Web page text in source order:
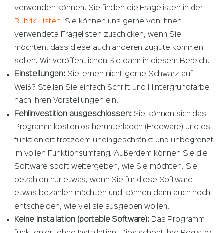
verwenden können. Sie finden die Fragelisten in der
Rubrik Listen. Sie können uns gerne von Ihnen
verwendete Fragelisten zuschicken, wenn Sie
möchten, dass diese auch anderen zugute kommen
sollen. Wir veröffentlichen Sie dann in diesem Bereich.
Einstellungen: Sie lernen nicht gerne Schwarz auf
Weiß? Stellen Sie einfach Schrift und Hintergrundfarbe
nach Ihren Vorstellungen ein.
Fehlinvestition ausgeschlossen: Sie können sich das
Programm kostenlos herunterladen (Freeware) und es
funktioniert trotzdem uneingeschränkt und unbegrenzt
im vollen Funktionsumfang. Außerdem können Sie die
Software sooft weitergeben, wie Sie möchten. Sie
bezahlen nur etwas, wenn Sie für diese Software
etwas bezahlen möchten und können dann auch noch
entscheiden, wie viel sie ausgeben wollen.
Keine Installation (portable Software): Das Programm